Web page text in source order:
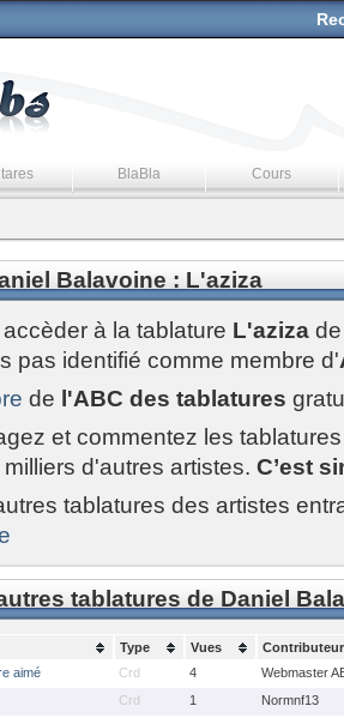
BlaBla Cours
Balavoine : L'aziza
à la tablature L'aziza
pas identifié comme membre d'
de l'ABC des tablatures
et commentez les
d'autres artistes. C’est
tablatures des artistes
tablatures de Daniel
Type Vues
Contributeur
aimé
Crd 4
Webmaster
Crd 1
Normnf13